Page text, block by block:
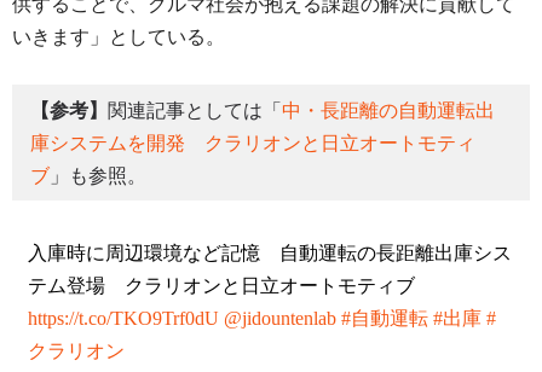
供することで、クルマ社会が抱える課題の解決に貢献して
いきます」としている。
【参考】 関連記事としては「 中・長距離の自動運転出
庫システムを開発 クラリオンと日立オートモティ
ブ 」も参照。
入庫時に周辺環境など記憶 自動運転の長距離出庫シス
テム登場 クラリオンと日立オートモティブ
https://t.co/TKO9Trf0dU @jidountenlab #自動運転 #出庫 #
クラリオン